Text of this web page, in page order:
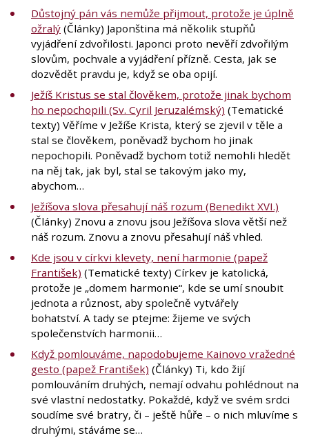
Důstojný pán vás nemůže přijmout, protože je úplně
ožralý (Články) Japonština má několik stupňů
vyjádření zdvořilosti. Japonci proto nevěří zdvořilým
slovům, pochvale a vyjádření přízně. Cesta, jak se
dozvědět pravdu je, když se oba opijí.
Ježíš Kristus se stal člověkem, protože jinak bychom
ho nepochopili (Sv. Cyril Jeruzalémský) (Tematické
texty) Věříme v Ježíše Krista, který se zjevil v těle a
stal se člověkem, poněvadž bychom ho jinak
nepochopili. Poněvadž bychom totiž nemohli hledět
na něj tak, jak byl, stal se takovým jako my,
abychom…
Ježíšova slova přesahují náš rozum (Benedikt XVI.)
(Články) Znovu a znovu jsou Ježíšova slova větší než
náš rozum. Znovu a znovu přesahují náš vhled.
Kde jsou v církvi klevety, není harmonie (papež
František) (Tematické texty) Církev je katolická,
protože je „domem harmonie“, kde se umí snoubit
jednota a různost, aby společně vytvářely
bohatství. A tady se ptejme: žijeme ve svých
společenstvích harmonii…
Když pomlouváme, napodobujeme Kainovo vražedné
gesto (papež František) (Články) Ti, kdo žijí
pomlouváním druhých, nemají odvahu pohlédnout na
své vlastní nedostatky. Pokaždé, když ve svém srdci
soudíme své bratry, či – ještě hůře – o nich mluvíme s
druhými, stáváme se…